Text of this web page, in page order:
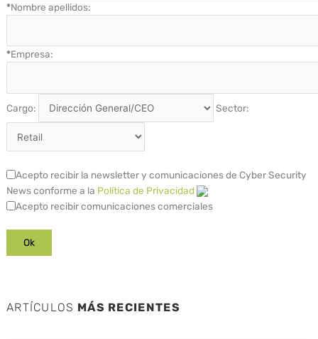
*Nombre apellidos:
*Empresa:
Cargo: Sector:
Acepto recibir la newsletter y comunicaciones de Cyber Security
News conforme a la Política de Privacidad
Acepto recibir comunicaciones comerciales
ARTÍCULOS MÁS RECIENTES